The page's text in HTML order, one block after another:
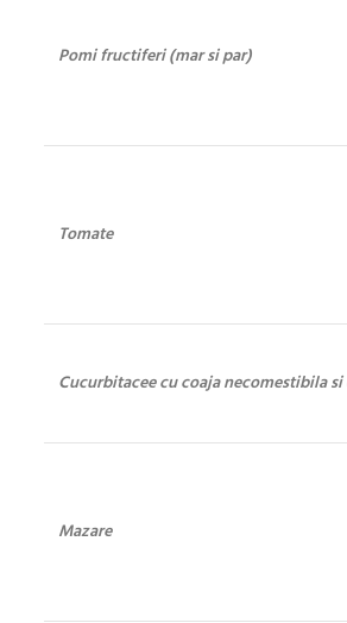
Pomi fructiferi (mar si par)
Tomate
Cucurbitacee cu coaja necomestibila
Mazare